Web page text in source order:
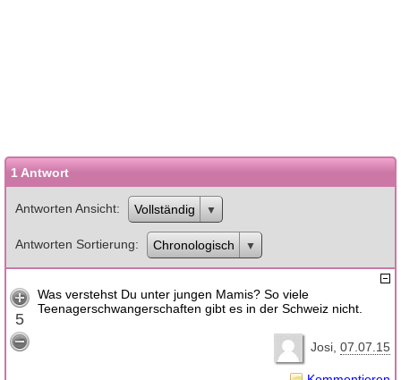
1 Antwort
Antworten Ansicht Vollständig
Antworten Sortierung Chronologisch
5
Was verstehst Du unter jungen Mamis? So viele
Teenagerschwangerschaften gibt es in der Schweiz nicht.
Josi 07.07.15